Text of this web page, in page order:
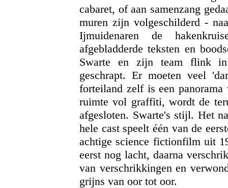
cabaret, of aan samenzang
muren zijn volgeschilderd -
Ijmuidenaren de
afgebladderde teksten en
Swarte en zijn team flink in
geschrapt. Er moeten veel
forteiland zelf is een
ruimte vol graffiti, wordt de
afgesloten. Swarte's stijl. Het
hele cast speelt één van de
achtige science fictionfilm uit
eerst nog lacht, daarna
van verschrikkingen en
grijns van oor tot oor.